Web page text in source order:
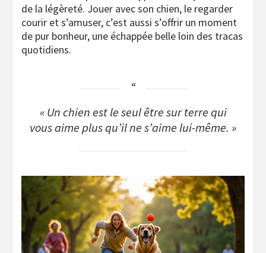
de la légèreté. Jouer avec son chien, le regarder
courir et s’amuser, c’est aussi s’offrir un moment
de pur bonheur, une échappée belle loin des tracas
quotidiens.
« Un chien est le seul être sur terre qui
vous aime plus qu’il ne s’aime lui-même. »